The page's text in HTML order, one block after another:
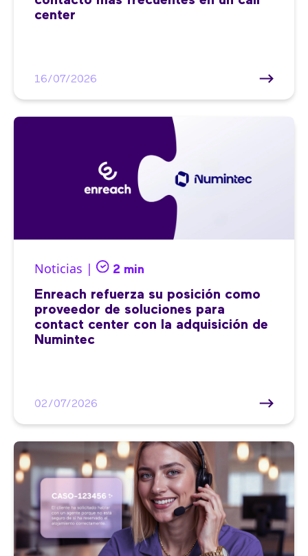
center
16/07/2026
Noticias | 2 min
Enreach refuerza su posición como
proveedor de soluciones para
contact center con la adquisición de
Numintec
02/07/2026